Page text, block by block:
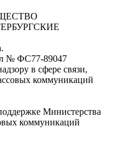
№ ФС77-89047
в сфере связи,
коммуникаций
Министерства
коммуникаций